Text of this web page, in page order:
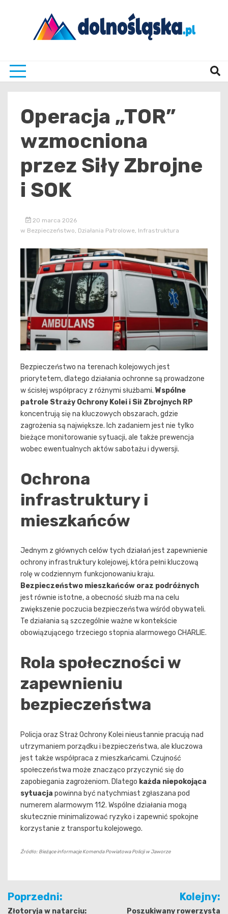
Operacja „TOR”
wzmocniona
przez Siły Zbrojne
i SOK
20 marca 2026
w Bezpieczeństwo Działania Patrolowe Infrastruktura
Bezpieczeństwo na terenach kolejowych jest
priorytetem, dlatego działania ochronne są prowadzone
w ścisłej współpracy z różnymi służbami. Wspólne
patrole Straży Ochrony Kolei i Sił Zbrojnych RP
koncentrują się na kluczowych obszarach, gdzie
zagrożenia są największe. Ich zadaniem jest nie tylko
bieżące monitorowanie sytuacji, ale także prewencja
wobec ewentualnych aktów sabotażu i dywersji.
Ochrona
infrastruktury i
mieszkańców
Jednym z głównych celów tych działań jest zapewnienie
ochrony infrastruktury kolejowej, która pełni kluczową
rolę w codziennym funkcjonowaniu kraju.
Bezpieczeństwo mieszkańców oraz podróżnych
jest równie istotne, a obecność służb ma na celu
zwiększenie poczucia bezpieczeństwa wśród obywateli.
Te działania są szczególnie ważne w kontekście
obowiązującego trzeciego stopnia alarmowego CHARLIE.
Rola społeczności w
zapewnieniu
bezpieczeństwa
Policja oraz Straż Ochrony Kolei nieustannie pracują nad
utrzymaniem porządku i bezpieczeństwa, ale kluczowa
jest także współpraca z mieszkańcami. Czujność
społeczeństwa może znacząco przyczynić się do
zapobiegania zagrożeniom. Dlatego każda niepokojąca
sytuacja powinna być natychmiast zgłaszana pod
numerem alarmowym 112. Wspólne działania mogą
skutecznie minimalizować ryzyko i zapewnić spokojne
korzystanie z transportu kolejowego.
Źródło: Bieżące informacje Komenda Powiatowa Policji w Jaworze
Nawigacja
Poprzedni:
Złotoryja w natarciu:
Kolejny:
Poszukiwany rowerzysta